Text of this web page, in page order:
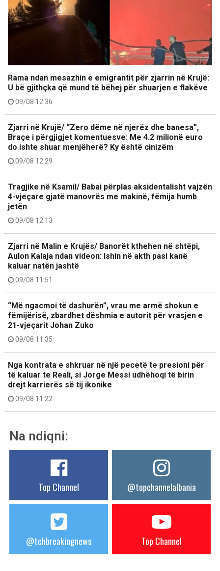
Rama ndan mesazhin e emigrantit për zjarrin në Krujë:
U bë gjithçka që mund të bëhej për shuarjen e flakëve
09/08 12:36
Zjarri në Krujë/ “Zero dëme në njerëz dhe banesa”,
Braçe i përgjigjet komentuesve: Me 4.2 milionë euro
do ishte shuar menjëherë? Ky është cinizëm
09/08 12:29
Tragjike në Ksamil/ Babai përplas aksidentalisht vajzën
4-vjeçare gjatë manovrës me makinë, fëmija humb
jetën
09/08 12:13
Zjarri në Malin e Krujës/ Banorët kthehen në shtëpi,
Aulon Kalaja ndan videon: Ishin në akth pasi kanë
kaluar natën jashtë
09/08 11:51
“Më ngacmoi të dashurën”, vrau me armë shokun e
fëmijërisë, zbardhet dëshmia e autorit për vrasjen e
21-vjeçarit Johan Zuko
09/08 11:35
Nga kontrata e shkruar në një pecetë te presioni për
të kaluar te Reali, si Jorge Messi udhëhoqi të birin
drejt karrierës së tij ikonike
09/08 11:22
Na ndiqni:
Top Channel @topchannelalbania
@tchbreakingnews Top Channel